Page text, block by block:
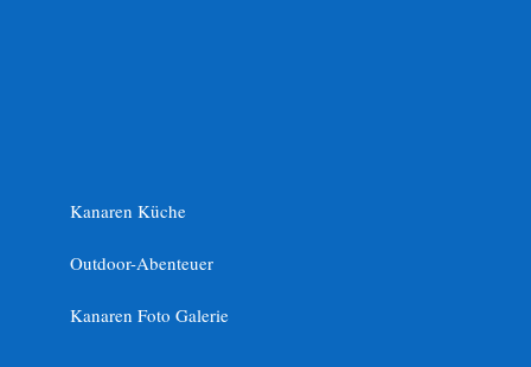
Kanaren Küche
Outdoor-Abenteuer
Kanaren Foto Galerie